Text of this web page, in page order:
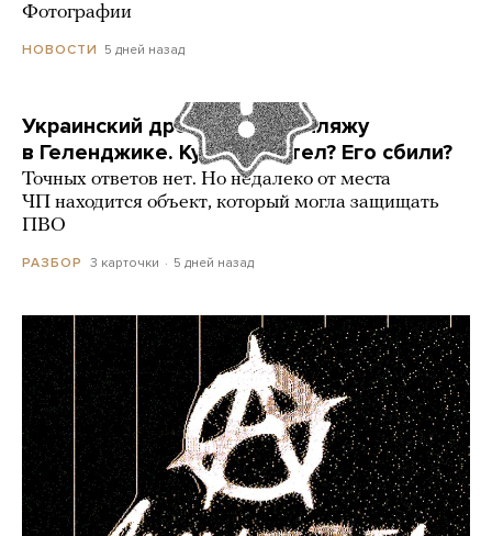
Фотографии
НОВОСТИ 5 дней назад
Украинский дрон попал по пляжу
в Геленджике. Куда он летел? Его сбили?
Точных ответов нет. Но недалеко от места
ЧП находится объект, который могла защищать
ПВО
РАЗБОР 3 карточки 5 дней назад